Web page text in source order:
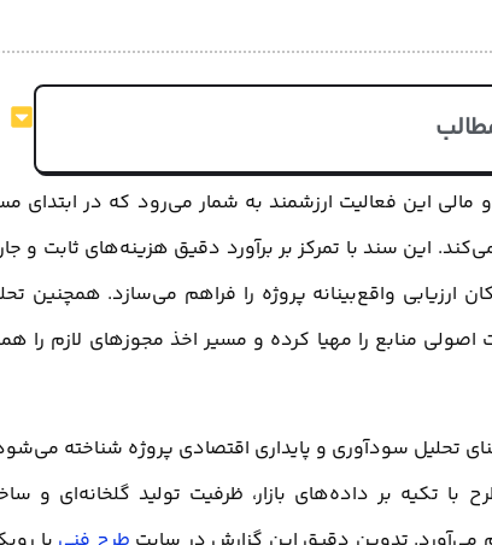
مالی این فعالیت ارزشمند به شمار می‌رود که در ابتدای
این سند با تمرکز بر برآورد دقیق هزینه‌های ثابت و
واقع‌بینانه پروژه را فراهم می‌سازد. همچنین
منابع را مهیا کرده و مسیر اخذ مجوزهای لازم را
تحلیل سودآوری و پایداری اقتصادی پروژه شناخته
تکیه بر داده‌های بازار، ظرفیت تولید گلخانه‌ای و